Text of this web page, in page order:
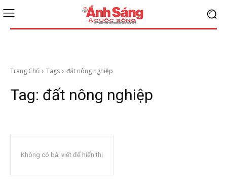
Trang Chủ Tags đất nông nghiệp
Tag: đất nông nghiệp
Không có bài viết để hiển thị